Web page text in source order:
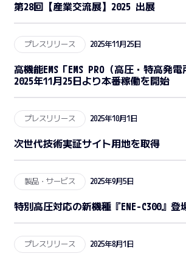
第28回【産業交流展】2025 出展
プレスリリース 2025年11月25日
高機能EMS「EMS PRO（高圧・特高発電
2025年11月25日より本番稼働を開始
プレスリリース 2025年10月1日
次世代技術実証サイト用地を取得
製品・サービス 2025年9月5日
特別高圧対応の新機種『ENE-C300』登
プレスリリース 2025年8月1日